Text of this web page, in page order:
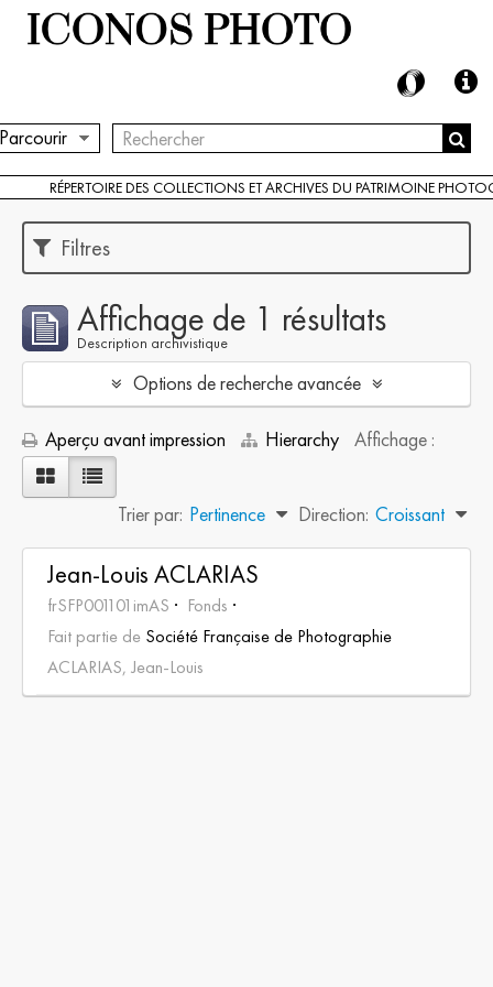
RÉPERTOIRE DES COLLECTIONS ET ARCHIVES DU PATRIMOINE
Filtres
Affichage de 1 résultats
Description archivistique
Options de recherche avancée
Aperçu avant impression Hierarchy Affichage :
Trier par: Pertinence Direction: Croissant
Jean-Louis ACLARIAS
frSFP001101imAS
Fonds
Fait partie de Société Française de Photographie
ACLARIAS, Jean-Louis